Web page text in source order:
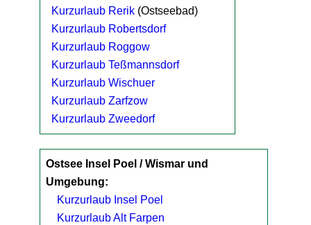
Kurzurlaub Rerik (Ostseebad)
Kurzurlaub Robertsdorf
Kurzurlaub Roggow
Kurzurlaub Teßmannsdorf
Kurzurlaub Wischuer
Kurzurlaub Zarfzow
Kurzurlaub Zweedorf
Ostsee Insel Poel / Wismar und
Umgebung:
Kurzurlaub Insel Poel
Kurzurlaub Alt Farpen